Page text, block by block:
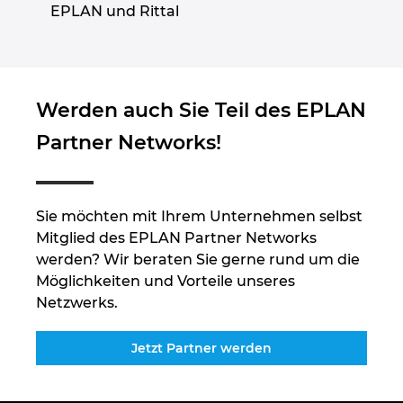
EPLAN und Rittal
Werden auch Sie Teil des EPLAN
Partner Networks!
Sie möchten mit Ihrem Unternehmen selbst
Mitglied des EPLAN Partner Networks
werden? Wir beraten Sie gerne rund um die
Möglichkeiten und Vorteile unseres
Netzwerks.
Jetzt Partner werden
Polen
Portugal
Rumänien
Schweden